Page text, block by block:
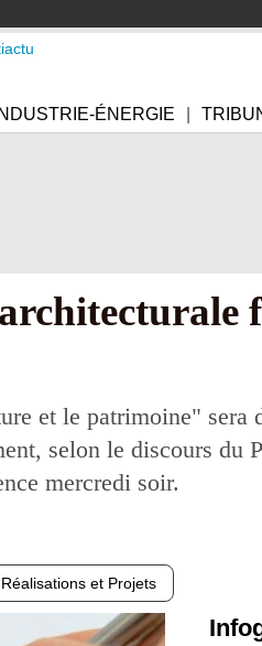
INDUSTRIE-ÉNERGIE
et le patrimoine" sera
selon le discours du
mercredi soir.
Réalisations et Projets